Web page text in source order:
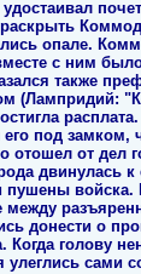
удостаивал
опале.
с ним
также
(Лампридий:
его под замком,
отошел от дел
двинулась
войска.
между
донести о
Когда голову
улеглись сами